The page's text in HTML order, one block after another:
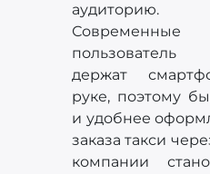
аудиторию.
Современные
пользователь
держат
руке, поэтому
и удобнее
заказа такси
компании